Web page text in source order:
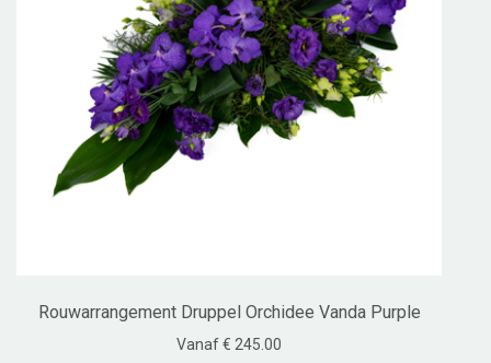
Rouwarrangement Druppel Orchidee Vanda Purple
Vanaf € 245.00